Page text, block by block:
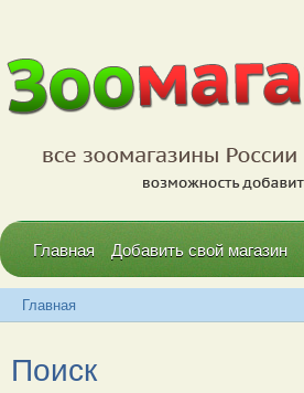
Главная Добавить свой магазин
Главная
Поиск